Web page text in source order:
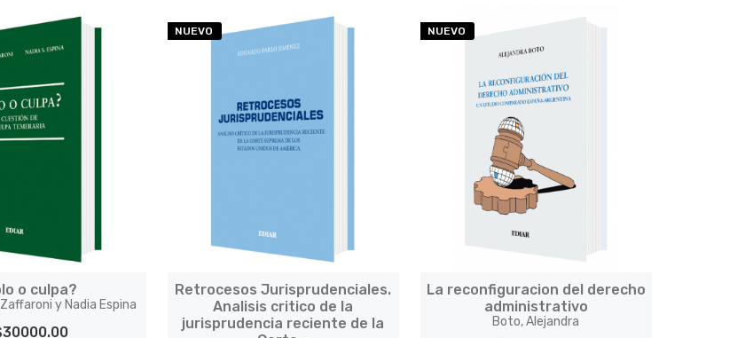
o culpa?
y Nadia Espina
NUEVO
Retrocesos Jurisprudenciales.
Analisis critico de la
jurisprudencia reciente de la
NUEVO
La reconfiguracion del derecho
administrativo
Boto, Alejandra